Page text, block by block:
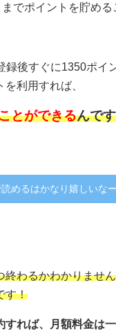
でポイントを貯める
録後すぐに1350ポイ
利用すれば、
とができるんで
めるはかなり嬉しいなー
終わるかわかりませ
す！
すれば、月額料金は